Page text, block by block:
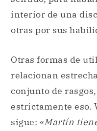
interior de una
otras por sus
Otras formas de
relacionan
conjunto de
estrictamente eso.
sigue: «Martín